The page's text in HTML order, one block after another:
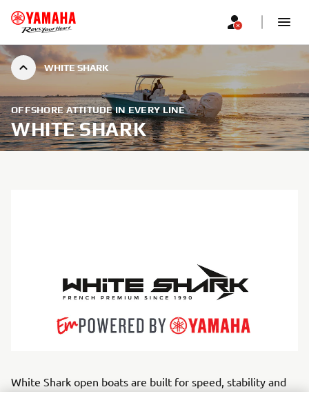
WHITE SHARK
OFFSHORE ATTITUDE IN EVERY LINE
WHITE SHARK
White Shark open boats are built for speed, stability and